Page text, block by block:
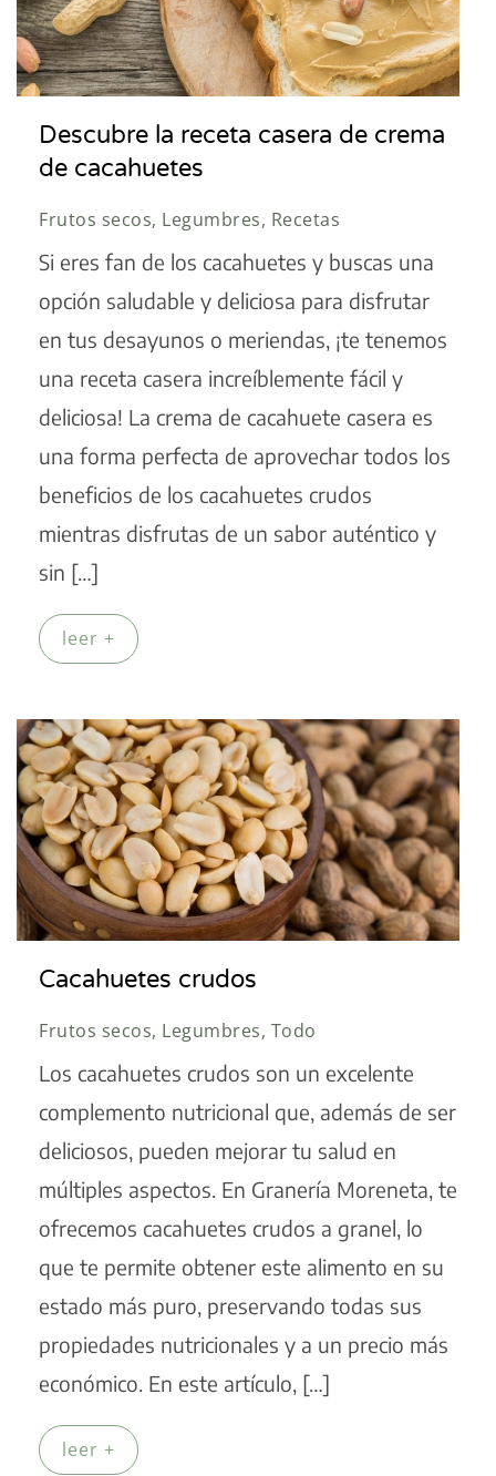
Descubre la receta casera de crema
de cacahuetes
Frutos secos, Legumbres, Recetas
Si eres fan de los cacahuetes y buscas una
opción saludable y deliciosa para disfrutar
en tus desayunos o meriendas, ¡te tenemos
una receta casera increíblemente fácil y
deliciosa! La crema de cacahuete casera es
una forma perfecta de aprovechar todos los
beneficios de los cacahuetes crudos
mientras disfrutas de un sabor auténtico y
sin […]
leer +
Cacahuetes crudos
Frutos secos, Legumbres, Todo
Los cacahuetes crudos son un excelente
complemento nutricional que, además de ser
deliciosos, pueden mejorar tu salud en
múltiples aspectos. En Granería Moreneta, te
ofrecemos cacahuetes crudos a granel, lo
que te permite obtener este alimento en su
estado más puro, preservando todas sus
propiedades nutricionales y a un precio más
económico. En este artículo, […]
leer +